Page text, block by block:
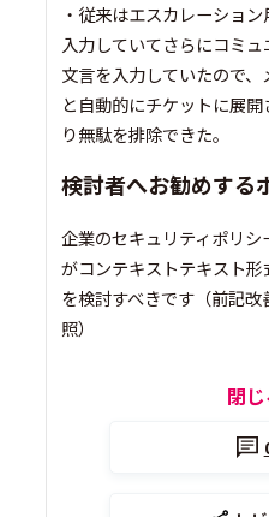
・従来はエスカレーショ
入力していてさらにコミ
文言を入力していたので
と自動的にチケットに展
り無駄を排除できた。
検討者へお勧めする
企業のセキュリティポリ
がコンテキストテキスト
を検討すべきです（前記
照）
閉